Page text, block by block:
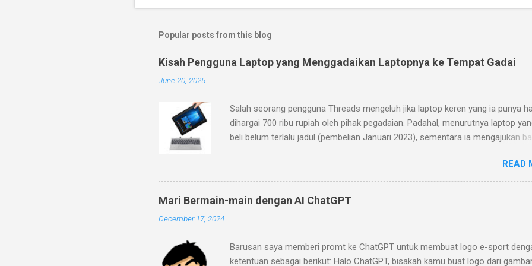
Popular posts from this blog
Kisah Pengguna Laptop yang Menggadaikan Laptopnya ke Tempat Gadai
June 20, 2025
Salah seorang pengguna Threads mengeluh jika laptop keren yang ia punya
dihargai 700 ribu rupiah oleh pihak pegadaian. Padahal, menurutnya laptop
beli belum terlalu jadul (pembelian Januari 2023), sementara ia mengajukan
dan fitur yang keren (keyboard yang bisa dilepas dan layar sentuh dengan
mineral gray). Pihak pegadaian (ini masih kurang jelas apakah Pegadaian
dengan logo hijau atau pegadaian yang umum ada di pinggir-pinggir jalan)
bahwa laptop itu memiliki spesifikasi yang jelek. Prosesornya hanya Celeron
ini semakin diperparah dengan storage yang kecil (cuma 128GB) dan lambat
READ
Mari Bermain-main dengan AI ChatGPT
December 17, 2024
Barusan saya memberi promt ke ChatGPT untuk membuat logo e-sport
ketentuan sebagai berikut: Halo ChatGPT, bisakah kamu buat logo dari